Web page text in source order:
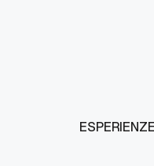
ESPERIENZE